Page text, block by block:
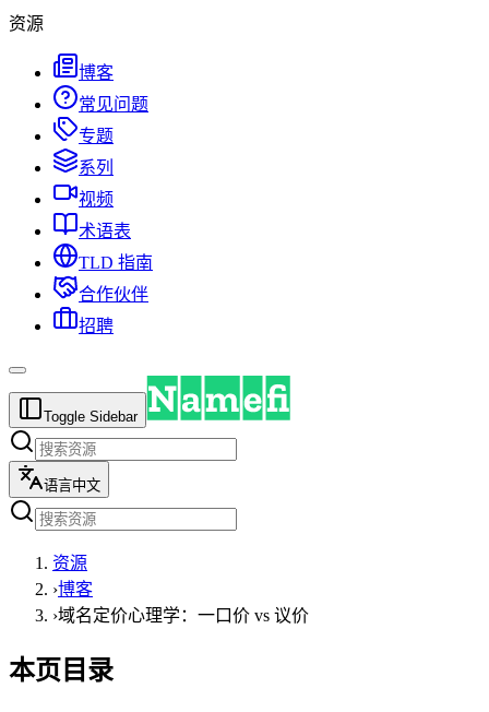
资源
博客
常见问题
专题
系列
视频
术语表
TLD 指南
合作伙伴
招聘
Toggle Sidebar
语言中文
资源
›博客
›域名定价心理学：一口价 vs 议价
本页目录